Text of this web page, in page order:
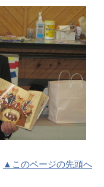
▲このページの先頭へ